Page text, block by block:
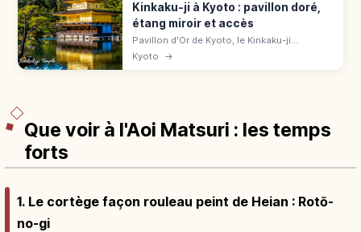
Kinkaku-ji à Kyoto : pavillon doré,
étang miroir et accès
Pavillon d'Or de Kyoto, le Kinkaku-ji
(UNESCO) éblouit avec ses 3 étages dorés
reflétés dans l'étang. Tarifs, horaires, accès
Kyoto →
Que voir à l'Aoi Matsuri : les temps
forts
1. Le cortège façon rouleau peint de Heian : Rotō-
no-gi